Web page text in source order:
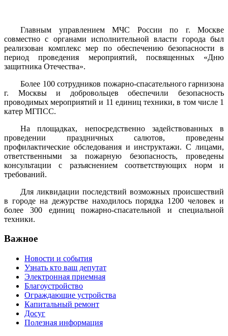
Главным управлением МЧС России по г. Москве
совместно с органами исполнительной власти города был
реализован комплекс мер по обеспечению безопасности в
период проведения мероприятий, посвященных «Дню
защитника Отечества».
Более 100 сотрудников пожарно-спасательного гарнизона
г. Москвы и добровольцев обеспечили безопасность
проводимых мероприятий и 11 единиц техники, в том числе 1
катер МГПСС.
На площадках, непосредственно задействованных в
проведении праздничных салютов, проведены
профилактические обследования и инструктажи. С лицами,
ответственными за пожарную безопасность, проведены
консультации с разъяснением соответствующих норм и
требований.
Для ликвидации последствий возможных происшествий
в городе на дежурстве находилось порядка 1200 человек и
более 300 единиц пожарно-спасательной и специальной
техники.
Важное
Новости и события
Узнать кто ваш депутат
Электронная приемная
Благоустройство
Ограждающие устройства
Капитальный ремонт
Досуг
Полезная информация